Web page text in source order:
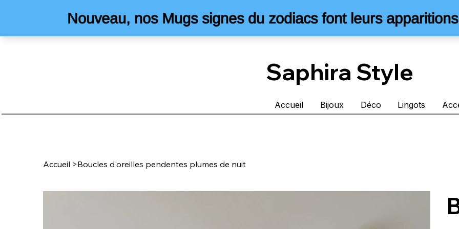
Saphira Style
Lingots
Déco
Bijoux
Accueil
Accueil >Boucles d'oreilles pendentes plumes de nuit